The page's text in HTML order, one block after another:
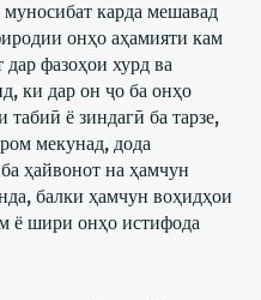
карда мешавад
онҳо аҳамияти кам
фазоҳои хурд ва
ки дар он ҷо ба онҳо
ё зиндагӣ ба тарзе,
мекунад, дода
ҳайвонот на ҳамчун
балки ҳамчун воҳидҳои
ё шири онҳо истифода